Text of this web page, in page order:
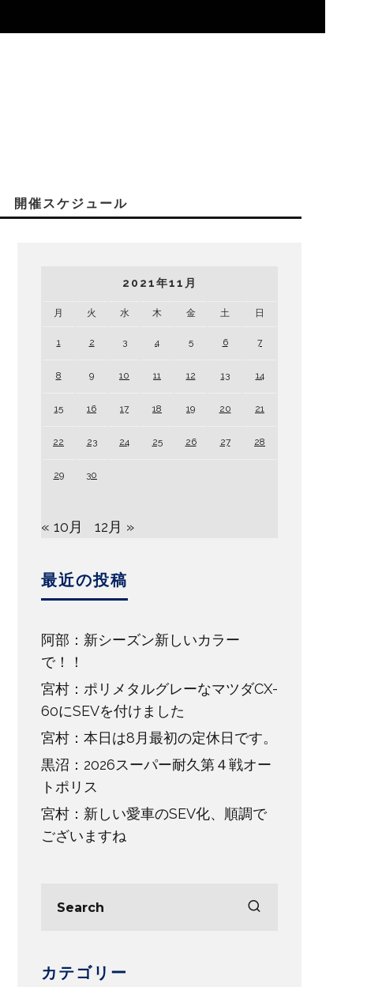
開催スケジュール
2021年11月
月 火 水 木 金 土 日
1 2 3 4 5 6 7
8 9 10 11 12 13 14
15 16 17 18 19 20 21
22 23 24 25 26 27 28
29 30
« 10月 12月 »
最近の投稿
阿部：新シーズン新しいカラー
で！！
宮村：ポリメタルグレーなマツダCX-
60にSEVを付けました
宮村：本日は8月最初の定休日です。
黒沼：2026スーパー耐久第４戦オー
トポリス
宮村：新しい愛車のSEV化、順調で
ございますね
カテゴリー